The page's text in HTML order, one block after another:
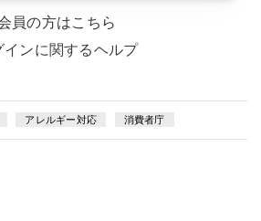
員の方はこちら
インに関するヘルプ
アレルギー対応 消費者庁